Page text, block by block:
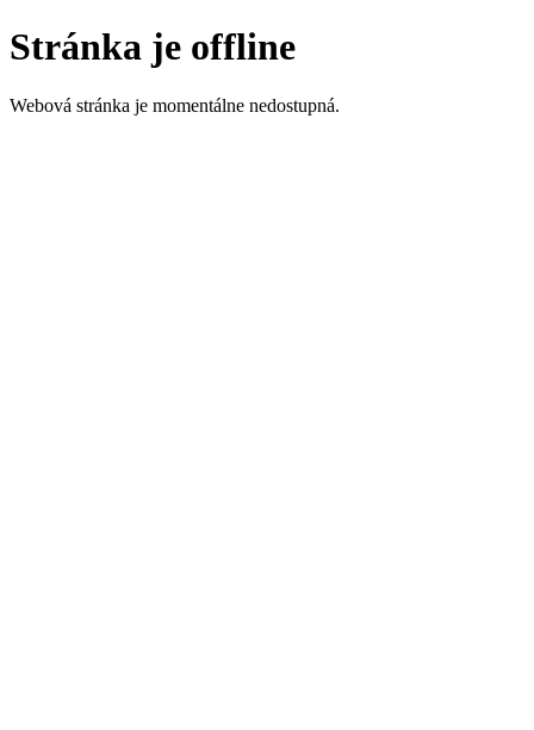
Stránka je offline
Webová stránka je momentálne nedostupná.